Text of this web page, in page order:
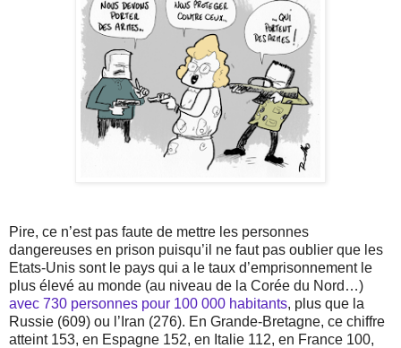
Pire, ce n’est pas faute de mettre les personnes
dangereuses en prison puisqu’il ne faut pas oublier que les
Etats-Unis sont le pays qui a le taux d’emprisonnement le
plus élevé au monde (au niveau de la Corée du Nord…)
avec 730 personnes pour 100 000 habitants, plus que la
Russie (609) ou l’Iran (276). En Grande-Bretagne, ce chiffre
atteint 153, en Espagne 152, en Italie 112, en France 100,